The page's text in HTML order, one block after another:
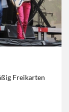
Freikarten